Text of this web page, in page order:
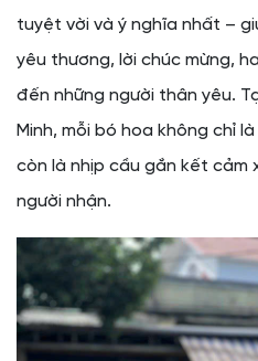
tuyệt vời và ý nghĩa nhất –
yêu thương, lời chúc mừng,
đến những người thân yêu.
Minh, mỗi bó hoa không chỉ
còn là nhịp cầu gắn kết cảm
người nhận.